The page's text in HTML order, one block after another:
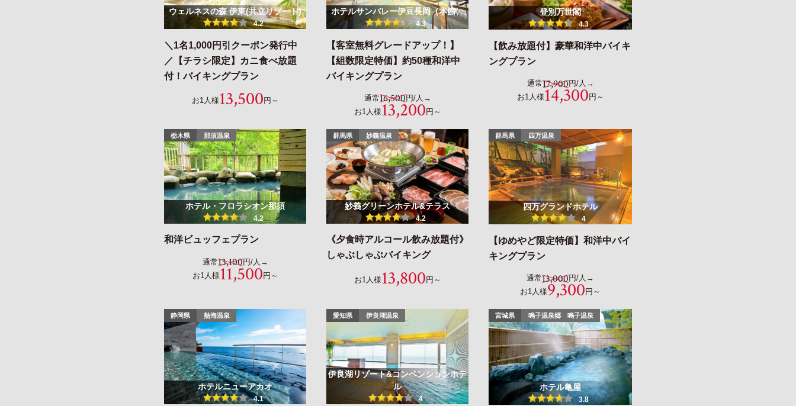
ウェルネスの森 伊東(共立リゾート)
4.2
＼1名1,000円引クーポン発行中
／【チラシ限定】カニ食べ放題
付！バイキングプラン
お1人様13,500 円～
ホテルサンバレー伊豆長岡（本館）
4.3
【客室無料グレードアップ！】
【組数限定特価】約50種和洋中
バイキングプラン
通常16,500円/人→
お1人様13,200 円～
登別万世閣
4.3
【飲み放題付】豪華和洋中バイキ
ングプラン
通常17,900円/人→
お1人様14,300 円～
栃木県 那須温泉
ホテル・フロラシオン那須
4.2
和洋ビュッフェプラン
通常13,100円/人→
お1人様11,500 円～
群馬県 妙義温泉
妙義グリーンホテル&テラス
4.2
《夕食時アルコール飲み放題付》
しゃぶしゃぶバイキング
お1人様13,800 円～
群馬県 四万温泉
四万グランドホテル
4
【ゆめやど限定特価】和洋中バイ
キングプラン
通常13,000円/人→
お1人様9,300 円～
静岡県 熱海温泉
ホテルニューアカオ
4.1
愛知県 伊良湖温泉
伊良湖リゾート&コンベンションホテ
ル
4
宮城県 鳴子温泉郷 鳴子温泉
ホテル亀屋
3.8